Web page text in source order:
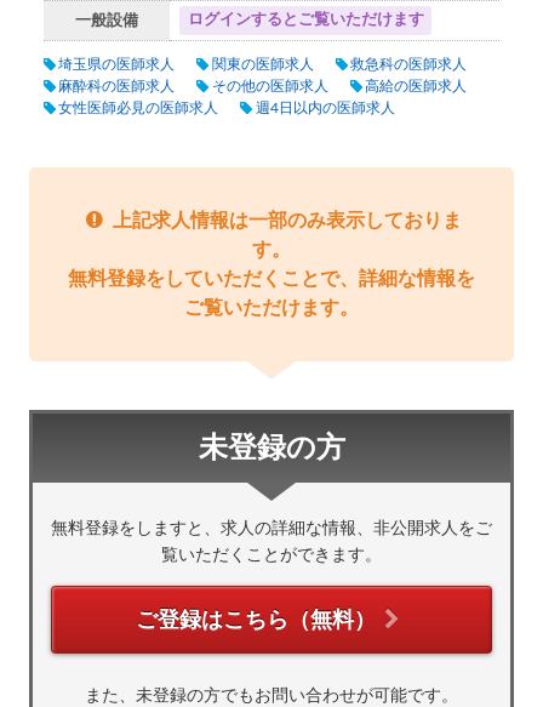
一般設備 ログインするとご覧いただけます
埼玉県の医師求人 関東の医師求人
救急科の医師求人
麻酔科の医師求人
その他の医師求人
高給の医師求人
女性医師必見の医師求人
週4日以内の医師求人
上記求人情報は一部のみ表示しておりま
す。
無料登録をしていただくことで、詳細な情報を
ご覧いただけます。
未登録の方
無料登録をしますと、求人の詳細な情報、非公開求人をご
覧いただくことができます。
ご登録はこちら（無料）
また、未登録の方でもお問い合わせが可能です。